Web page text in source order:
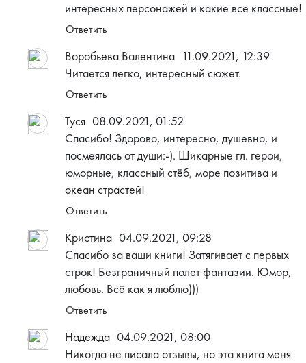
интересных персонажей и какие все классные!
Ответить
Воробьева Валентина 11.09.2021, 12:39
Читается легко, интересный сюжет.
Ответить
Туся 08.09.2021, 01:52
Спасибо! Здорово, интересно, душевно, и
посмеялась от души:-). Шикарные гл. герои,
юморные, классный стëб, море позитива и
океан страстей!
Ответить
Кристина 04.09.2021, 09:28
Спасибо за ваши книги! Затягивает с первых
строк! Безграничный полет фантазии. Юмор,
любовь. Всё как я люблю)))
Ответить
Надежда 04.09.2021, 08:00
Никогда не писала отзывы, но эта книга меня